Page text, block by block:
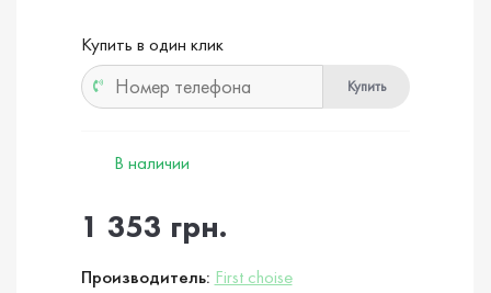
Купить в один клик
Купить
В наличии
1 353 грн.
Производитель: First choise